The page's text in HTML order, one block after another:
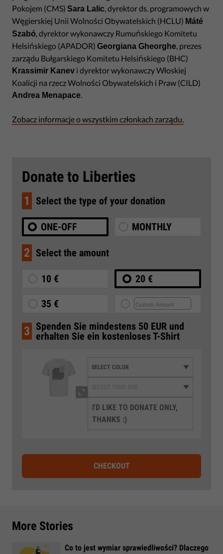
Pokojem (CMS) Sara Lalic , dyrektor ds. programowych w
Węgierskiej Unii Wolności Obywatelskich (HCLU) Máté
Szabó , dyrektor wykonawczy Rumuńskiego Komitetu
Helsińskiego (APADOR) Georgiana Gheorghe , prezes
zarządu Bułgarskiego Komitetu Helsińskiego (BHC)
Krassimir Kanev i dyrektor wykonawczy Włoskiej
Koalicji na rzecz Wolności Obywatelskich i Praw (CILD)
Andrea Menapace
Zobacz informacje o wszystkim członkach zarządu.
Donate to Liberties
1 Select the type of your donation
ONE-OFF MONTHLY
2 Select the amount
10 € 20 €
35 €
3 Spenden Sie mindestens 50 EUR und
erhalten Sie ein kostenloses T-Shirt
I'D LIKE TO DONATE ONLY,
THANKS :)
CHECKOUT
More Stories
Co to jest wymiar sprawiedliwości? Dlaczego